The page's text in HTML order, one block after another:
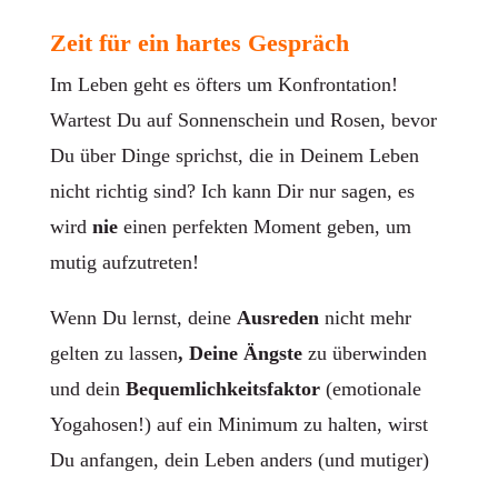
Zeit für ein hartes Gespräch
Im Leben geht es öfters um Konfrontation!
Wartest Du auf Sonnenschein und Rosen, bevor
Du über Dinge sprichst, die in Deinem Leben
nicht richtig sind? Ich kann Dir nur sagen, es
wird nieeinen perfekten Moment geben, um
mutig aufzutreten!
Wenn Du lernst, deine Ausreden nicht mehr
gelten zu lassen, Deine Ängstezu überwinden
und dein Bequemlichkeitsfaktor(emotionale
Yogahosen!) auf ein Minimum zu halten, wirst
Du anfangen, dein Leben anders (und mutiger)